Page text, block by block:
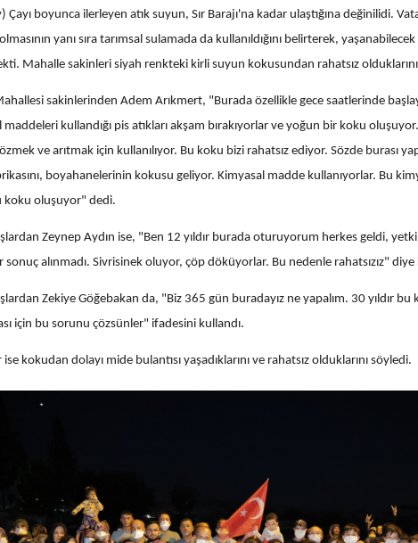
Çayı boyunca ilerleyen atık suyun, Sır Barajı'na kadar ulaştığına değinilidi.
yanı sıra tarımsal sulamada da kullanıldığını belirterek,
Mahalle sakinleri siyah renkteki kirli suyun kokusundan rahatsız
sakinlerinden Adem Arıkmert, "Burada özellikle gece saatlerinde
maddeleri kullandığı pis atıkları akşam bırakıyorlar ve yoğun bir koku
ve arıtmak için kullanılıyor. Bu koku bizi rahatsız ediyor. Sözde burası
boyahanelerinin kokusu geliyor. Kimyasal madde kullanıyorlar. Bu
koku oluşuyor" dedi.
Zeynep Aydın ise, "Ben 12 yıldır burada oturuyorum herkes geldi,
sonuç alınmadı. Sivrisinek oluyor, çöp döküyorlar. Bu nedenle rahatsızız"
Zekiye Göğebakan da, "Biz 365 gün buradayız ne yapalım. 30 yıldır
için bu sorunu çözsünler" ifadesini kullandı.
kokudan dolayı mide bulantısı yaşadıklarını ve rahatsız olduklarını söyledi.